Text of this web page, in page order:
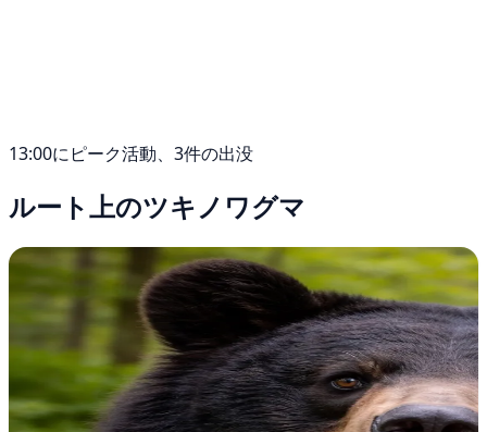
13:00にピーク活動、3件の出没
ルート上のツキノワグマ